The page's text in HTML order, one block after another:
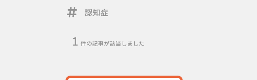
認知症
1 件の記事が該当しました